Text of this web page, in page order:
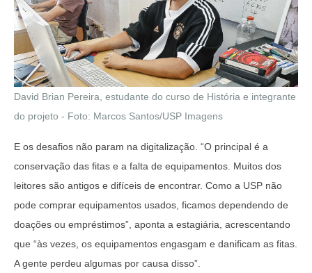
David Brian Pereira, estudante do curso de História e integrante
do projeto - Foto: Marcos Santos/USP Imagens
E os desafios não param na digitalização. “O principal é a
conservação das fitas e a falta de equipamentos. Muitos dos
leitores são antigos e difíceis de encontrar. Como a USP não
pode comprar equipamentos usados, ficamos dependendo de
doações ou empréstimos”, aponta a estagiária, acrescentando
que “às vezes, os equipamentos engasgam e danificam as fitas.
A gente perdeu algumas por causa disso”.